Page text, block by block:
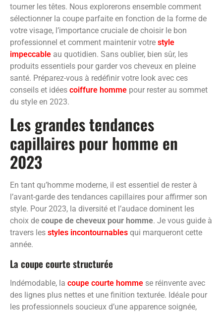
tourner les têtes. Nous explorerons ensemble comment
sélectionner la coupe parfaite en fonction de la forme de
votre visage, l’importance cruciale de choisir le bon
professionnel et comment maintenir votre style
impeccable au quotidien. Sans oublier, bien sûr, les
produits essentiels pour garder vos cheveux en pleine
santé. Préparez-vous à redéfinir votre look avec ces
conseils et idées coiffure homme pour rester au sommet
du style en 2023.
Les grandes tendances
capillaires pour homme en
2023
En tant qu’homme moderne, il est essentiel de rester à
l’avant-garde des tendances capillaires pour affirmer son
style. Pour 2023, la diversité et l’audace dominent les
choix de coupe de cheveux pour homme. Je vous guide à
travers les styles incontournables qui marqueront cette
année.
La coupe courte structurée
Indémodable, la coupe courte homme se réinvente avec
des lignes plus nettes et une finition texturée. Idéale pour
les professionnels soucieux d’une apparence soignée,